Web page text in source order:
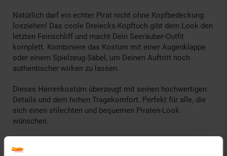
Natürlich darf ein echter Pirat nicht ohne Kopfbedeckung
losziehen! Das coole Dreiecks-Kopftuch gibt dem Look den
letzten Feinschliff und macht Dein Seeräuber-Outfit
komplett. Kombiniere das Kostüm mit einer Augenklappe
oder einem Spielzeug-Säbel, um Deinen Auftritt noch
authentischer wirken zu lassen.
Dieses Herrenkostüm überzeugt mit seinen hochwertigen
Details und dem hohen Tragekomfort. Perfekt für alle, die
sich einen stilechten und bequemen Piraten-Look
wünschen.